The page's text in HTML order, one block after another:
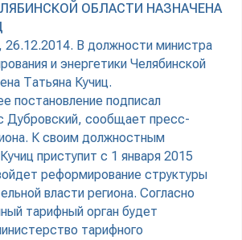
ОБЛАСТИ НАЗНАЧЕНА
26.12.2014. В должности министра
и энергетики Челябинской
Татьяна Кучиц.
постановление подписал
Дубровский, сообщает пресс-
К своим должностным
приступит с 1 января 2015
реформирование структуры
власти региона. Согласно
тарифный орган будет
тарифного